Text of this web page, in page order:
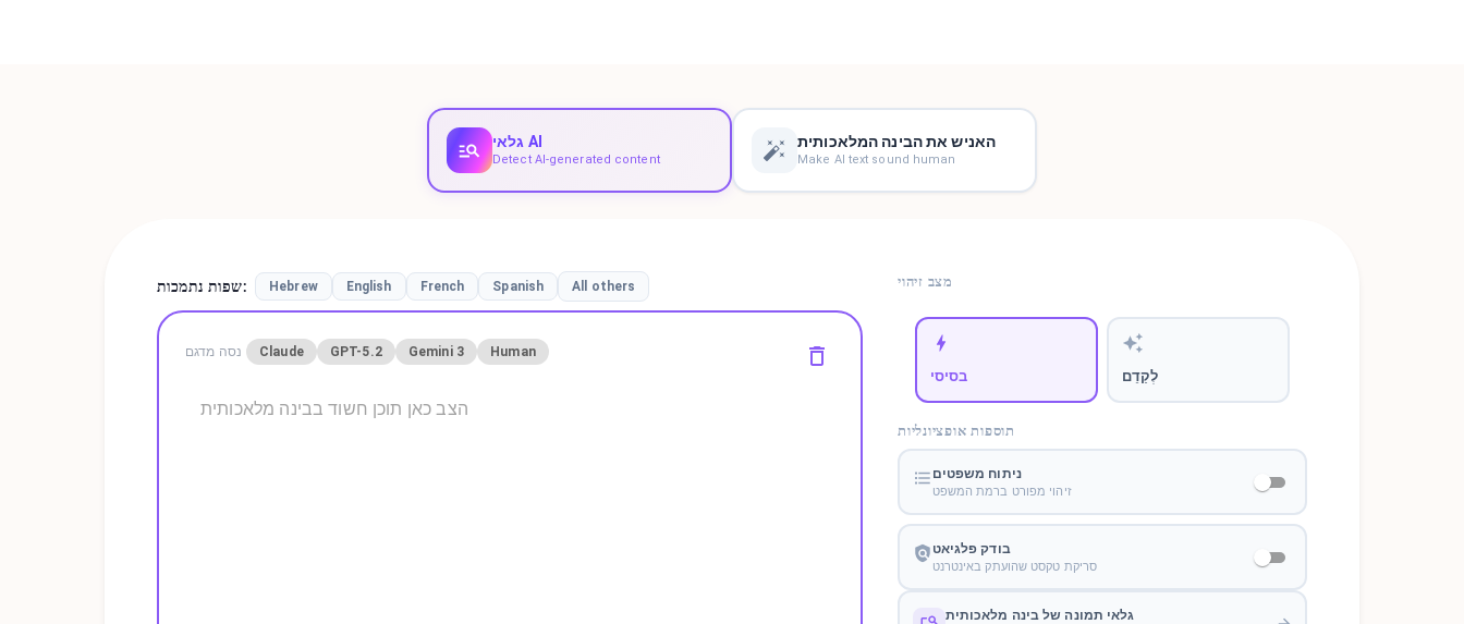
גלאי AI
Detect AI-generated content
האניש את הבינה המלאכותית
Make AI text sound human
שפות נתמכות: Hebrew English French Spanish All others
נסה מדגם Claude GPT-5.2 Gemini 3 Human
מצב זיהוי
בסיסי לְקַדֵם
תוספות אופציונליות
ניתוח משפטים
זיהוי מפורט ברמת המשפט
בודק פלגיאט
סריקת טקסט שהועתק באינטרנט
גלאי תמונה של בינה מלאכותית